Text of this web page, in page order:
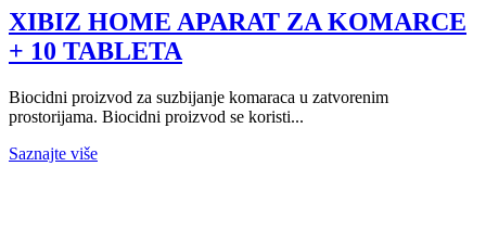
XIBIZ HOME APARAT ZA KOMARCE
+ 10 TABLETA
Biocidni proizvod za suzbijanje komaraca u zatvorenim
prostorijama. Biocidni proizvod se koristi...
Saznajte više